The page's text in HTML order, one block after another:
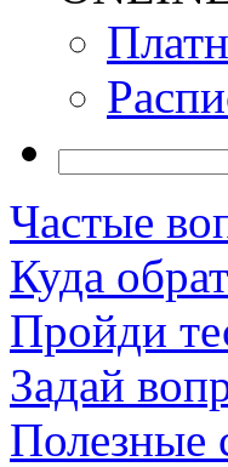
Частые
Куда
Пройди
Задай
Полезные